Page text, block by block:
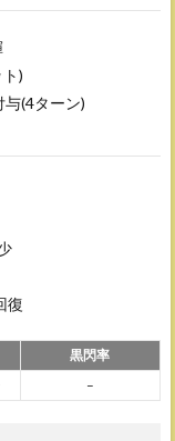
)
与(4ターン)
復
黒閃率
–